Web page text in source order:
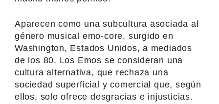
Aparecen como una subcultura asociada al
género musical emo-core, surgido en
Washington, Estados Unidos, a mediados
de los 80. Los Emos se consideran una
cultura alternativa, que rechaza una
sociedad superficial y comercial que, según
ellos, solo ofrece desgracias e injusticias.